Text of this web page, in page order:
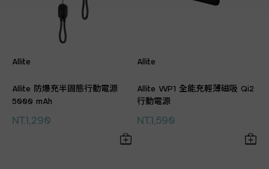
Allite
Allite 防爆充半固態行動電源
5000 mAh
NT.1,290
Allite
Allite WP1 全能充輕薄磁吸 Qi2
行動電源
NT.1,590